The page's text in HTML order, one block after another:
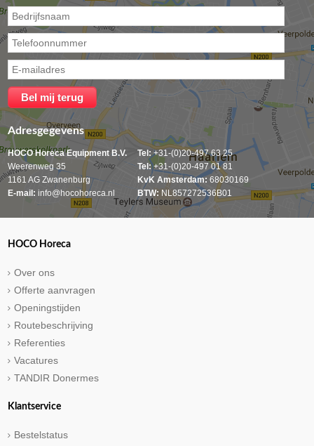
Adresgegevens
HOCO Horeca Equipment B.V.
Weerenweg 35
1161 AG Zwanenburg
E-mail: info@hocohoreca.nl
Tel: +31-(0)20-497 63 25
Tel:+31-(0)20-497 01 81
KvK Amsterdam: 68030169
BTW: NL857272536B01
HOCO Horeca
Over ons
Offerte aanvragen
Openingstijden
Routebeschrijving
Referenties
Vacatures
TANDIR Donermes
Klantservice
Bestelstatus